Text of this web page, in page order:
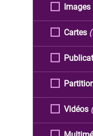
Images
Cartes
Vidéos